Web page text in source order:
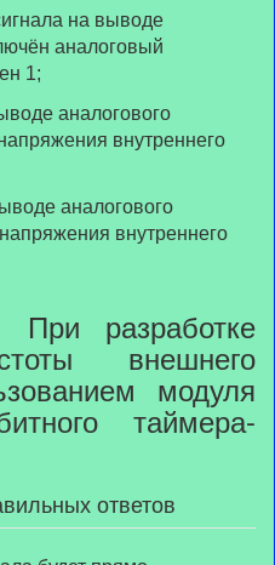
аналоговый
1;
внутреннего
внутреннего
разработке
внешнего
модуля
таймера-
ответов